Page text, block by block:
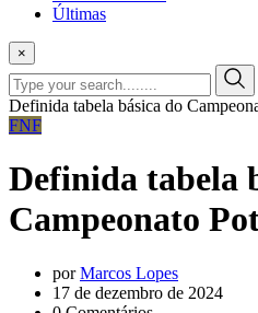
Últimas
×
Definida tabela básica do
FNF
Definida tabela
Campeonato
porMarcos Lopes
17 de dezembro de 2024